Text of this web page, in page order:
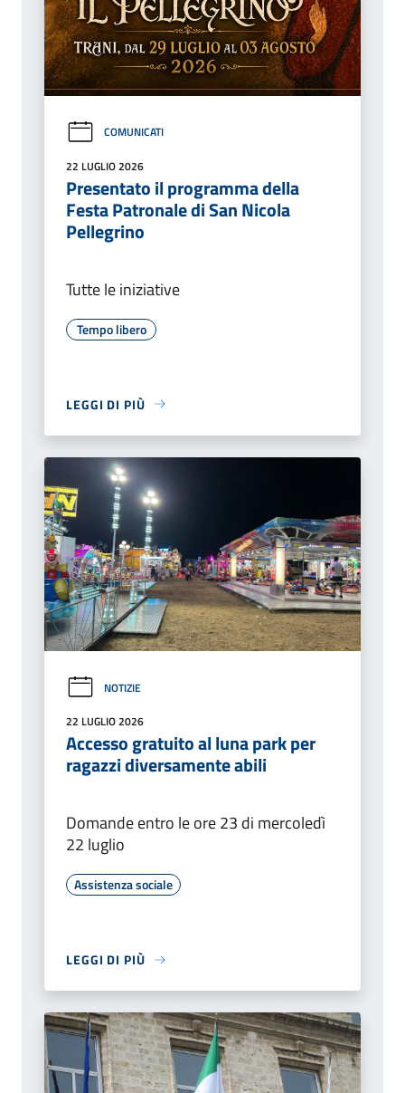
COMUNICATI
22 LUGLIO 2026
Presentato il programma della
Festa Patronale di San Nicola
Pellegrino
Tutte le iniziative
Tempo libero
LEGGI DI PIÙ
NOTIZIE
22 LUGLIO 2026
Accesso gratuito al luna park per
ragazzi diversamente abili
Domande entro le ore 23 di mercoledì
22 luglio
Assistenza sociale
LEGGI DI PIÙ